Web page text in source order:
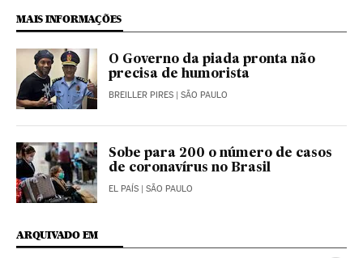
MAIS INFORMAÇÕES
O Governo da piada pronta não
precisa de humorista
BREILLER PIRES | SÃO PAULO
Sobe para 200 o número de casos
de coronavírus no Brasil
EL PAÍS | SÃO PAULO
ARQUIVADO EM